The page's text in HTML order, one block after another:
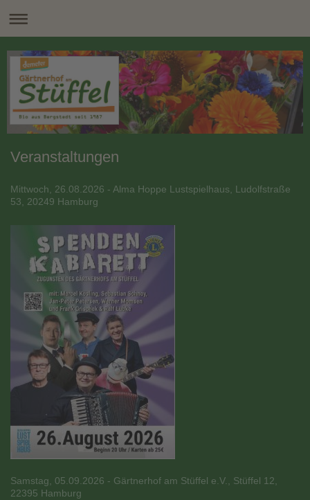
Veranstaltungen
Mittwoch, 26.08.2026 - Alma Hoppe Lustspielhaus, Ludolfstraße
53, 20249 Hamburg
Samstag, 05.09.2026 - Gärtnerhof am Stüffel e.V., Stüffel 12,
22395 Hamburg